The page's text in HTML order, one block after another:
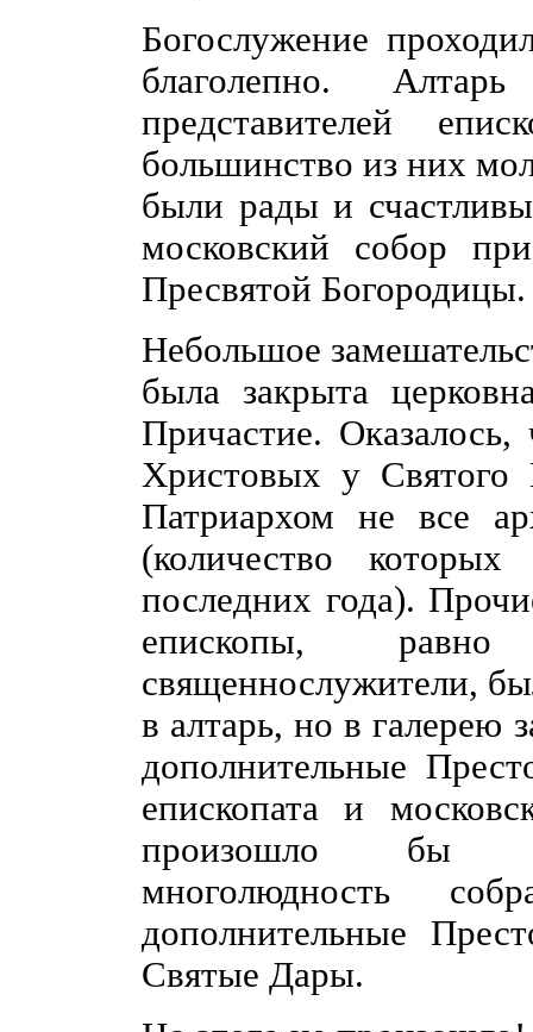
Богослужение
благолепно.
представителей
большинство из них
были рады и
московский собор
Пресвятой Богородицы.
Небольшое
была закрыта
Причастие.
Христовых у Святого
Патриархом не все
(количество
последних года).
епископы,
священнослужители,
в алтарь, но в галерею
дополнительные
епископата и
произошло бы
многолюдность
дополнительные
Святые Дары.